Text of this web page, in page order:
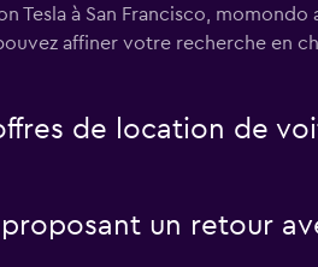
à San Francisco, momondo
affiner votre recherche en
de location de
un retour